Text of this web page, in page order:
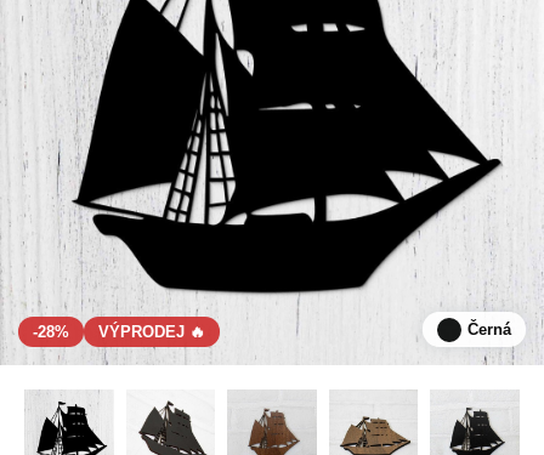
-28% VÝPRODEJ 🔥 Černá